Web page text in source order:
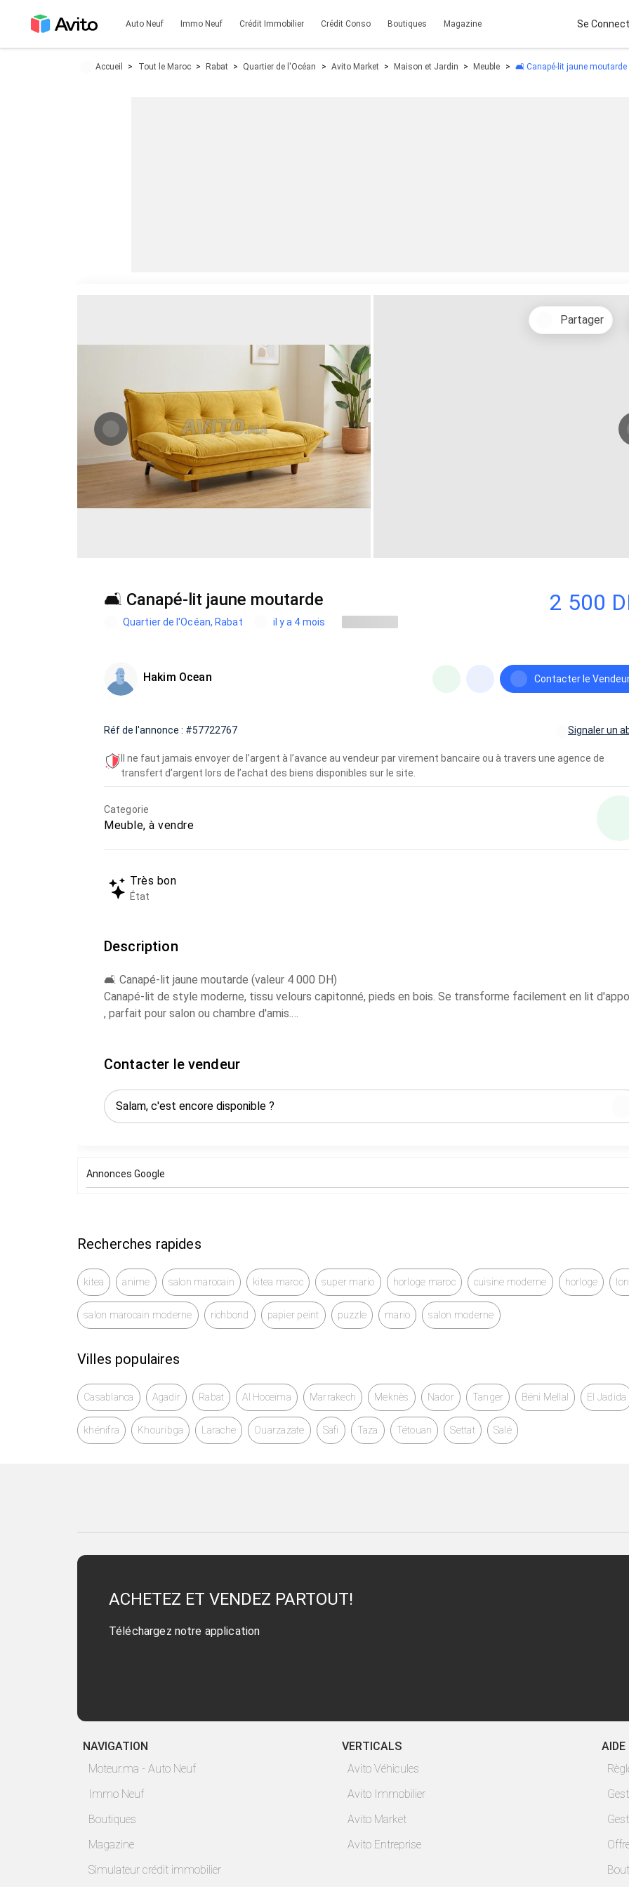
Auto Neuf Immo Neuf Crédit Immobilier Crédit Conso Boutiques Magazine Se
Accueil Tout le Maroc Rabat Quartier de l'Océan Avito Market Maison et Jardin Meuble 🛋️ Canapé-lit jaune moutarde
Partager
🛋️ Canapé-lit jaune moutarde
Quartier de l'Océan, Rabat il y a 4 mois
2 500
Hakim Ocean Contacter le
Réf de l'annonce : #57722767 Signaler un
Il ne faut jamais envoyer de l’argent à l’avance au vendeur par virement bancaire ou à travers une agence de
transfert d’argent lors de l’achat des biens disponibles sur le site.
Categorie
Meuble, à vendre
Très bon
État
Description
🛋️ Canapé-lit jaune moutarde (valeur 4 000 DH)
Canapé-lit de style moderne, tissu velours capitonné, pieds en bois. Se transforme facilement en lit
, parfait pour salon ou chambre d'amis.
✅ Bon état général (nettoyage recommandé)
💰 Prix : 2 500 DH non négociable
📍 Quartier l'Océan, Rabat
Contacter le vendeur
Annonces Google
Recherches rapides
kitea anime salon marocain kitea maroc super mario horloge maroc cuisine moderne horloge
salon marocain moderne richbond papier peint puzzle mario salon moderne
Villes populaires
Casablanca Agadir Rabat Al Hoceïma Marrakech Meknès Nador Tanger Béni Mellal El Jadida
khénifra Khouribga Larache Ouarzazate Safi Taza Tétouan Settat Salé
ACHETEZ ET VENDEZ PARTOUT!
Téléchargez notre application
NAVIGATION
Moteur.ma - Auto Neuf
Immo Neuf
Boutiques
Magazine
Simulateur crédit immobilier
VERTICALS
Avito Véhicules
Avito Immobilier
Avito Market
Avito Entreprise
AIDE